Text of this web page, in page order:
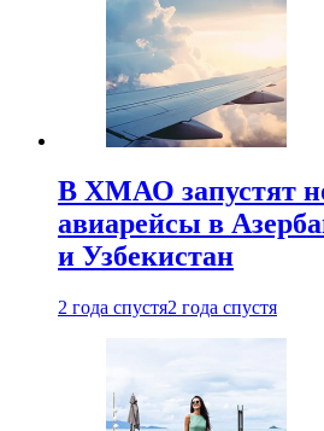
В ХМАО запустят
авиарейсы в
и Узбекистан
2 года спустя2 года спустя